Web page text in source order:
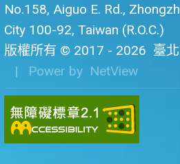
No.158, Aiguo E. Rd.,
City 100-92, Taiwan (R.O.C.)
版權所有 © 2017 - 2026 臺
| Power by NetView